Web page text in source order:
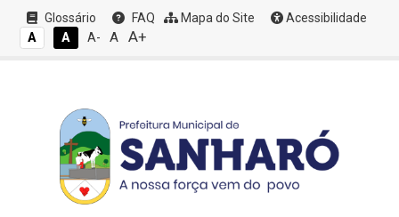
Glossário FAQ Mapa do Site
Acessibilidade
A
A A- A A+